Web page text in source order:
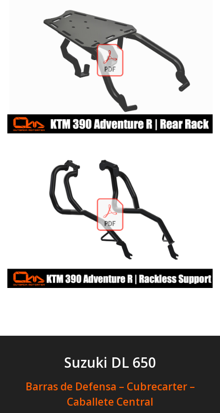
Suzuki DL 650
Barras de Defensa – Cubrecarter –
Caballete Central